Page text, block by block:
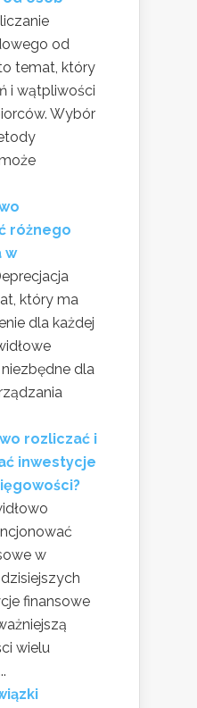
od
temat, który
i wątpliwości
Wybór
różnego
w
który ma
dla każdej
dla
rozliczać i
inwestycje
w
finansowe
wielu